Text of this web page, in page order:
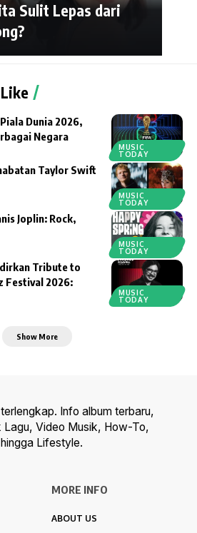
Sulit Lepas dari
MUSIC
TODAY
Dunia 2026,
Negara
MUSIC
TODAY
Taylor Swift
MUSIC
TODAY
Joplin: Rock,
MUSIC
TODAY
Tribute to
Festival 2026:
Show More
Info album terbaru,
Lagu, Video Musik, How-To,
Lifestyle.
MORE INFO
ABOUT US